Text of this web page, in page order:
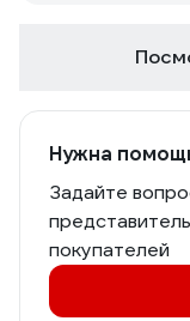
Нужна
Задайте
покупателей